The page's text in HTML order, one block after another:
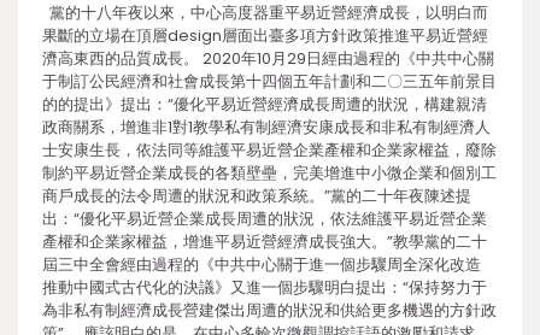
黨的十八年夜以來，中心高度器重平易近營經濟成長，以明白而
果斷的立場在頂層design層面出臺多項方針政策推進平易近營經
濟高東西的品質成長。 2020年10月29日經由過程的《中共中心關
于制訂公民經濟和社會成長第十四個五年計劃和二〇三五年前景目
的的提出》提出：“優化平易近營經濟成長周遭的狀況，構建親清
政商關系，增進非1對1教學私有制經濟安康成長和非私有制經濟人
士安康生長，依法同等維護平易近營企業產權和企業家權益，廢除
制約平易近營企業成長的各類壁壘，完美增進中小微企業和個別工
商戶成長的法令周遭的狀況和政策系統。”黨的二十年夜陳述提
出：“優化平易近營企業成長周遭的狀況，依法維護平易近營企業
產權和企業家權益，增進平易近營經濟成長強大。”教學黨的二十
屆三中全會經由過程的《中共中心關于進一個步驟周全深化改造
推動中國式古代化的決議》又進一個步驟明白提出：“保持努力于
為非私有制經濟成長營建傑出周遭的狀況和供給更多機遇的方針政